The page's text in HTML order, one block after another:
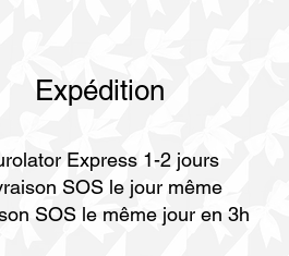
Expédition
Express 1-2 jours
SOS le jour même
SOS le même jour en 3h